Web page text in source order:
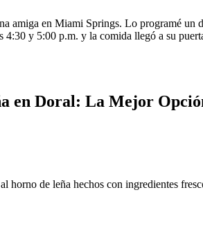
amiga en Miami Springs. Lo programé
4:30 y 5:00 p.m. y la comida llegó a su
en Doral: La Mejor
horno de leña hechos con ingredientes